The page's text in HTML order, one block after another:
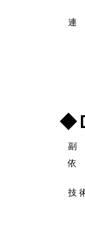
連
◆
依
技